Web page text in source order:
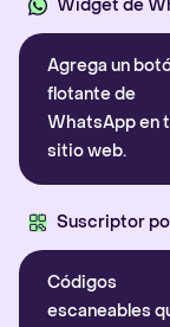
Agrega un
flotante de
WhatsApp en
sitio web.
Códigos
escaneables